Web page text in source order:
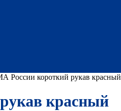
России короткий рукав красный
красный